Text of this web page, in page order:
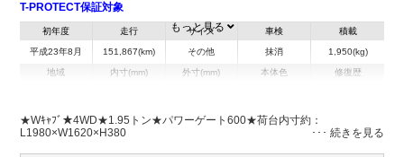
T-PROTECT保証対象
初年度
平成23年8月
走行
151,867(km)
サイズ
その他
車検
抹消
積載
1,950(kg)
地域 内寸(mm)
H:380
外寸(mm)
H:1,990
本体色 修復歴
もっと見る
★Wｷｬﾌﾞ★4WD★1.95トン★パワーゲート600★荷台内寸約：
L1980×W1620×H380